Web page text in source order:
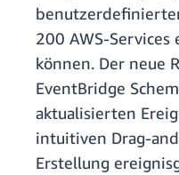
200 AWS-
können. Der neue
EventBridge
aktualisierten
intuitiven Drag-
Erstellung